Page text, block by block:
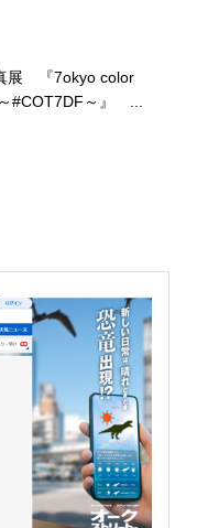
展 『7okyo color
#COT7DF～』 ...